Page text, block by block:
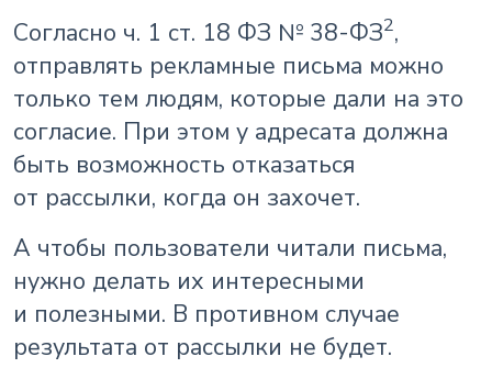
Согласно ч. 1 ст. 18 ФЗ № 38-ФЗ2,
отправлять рекламные письма можно
только тем людям, которые дали на это
согласие. При этом у адресата должна
быть возможность отказаться
от рассылки, когда он захочет.
А чтобы пользователи читали письма,
нужно делать их интересными
и полезными. В противном случае
результата от рассылки не будет.